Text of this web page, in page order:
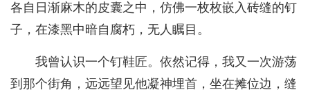
各自日渐麻木的皮囊之中，仿佛一枚枚嵌入砖缝的钉
子，在漆黑中暗自腐朽，无人瞩目。
我曾认识一个钉鞋匠。依然记得，我又一次游荡
到那个街角，远远望见他凝神埋首，坐在摊位边，缝